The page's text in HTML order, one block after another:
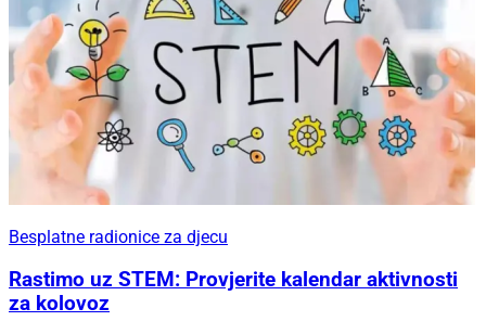
Besplatne radionice za djecu
Rastimo uz STEM: Provjerite kalendar aktivnosti
za kolovoz